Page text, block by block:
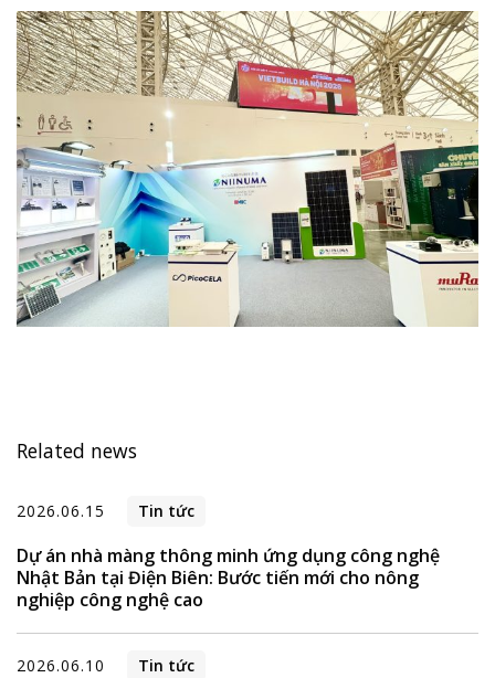
Related news
2026.06.15 Tin tức
Dự án nhà màng thông minh ứng dụng công nghệ
Nhật Bản tại Điện Biên: Bước tiến mới cho nông
nghiệp công nghệ cao
2026.06.10 Tin tức